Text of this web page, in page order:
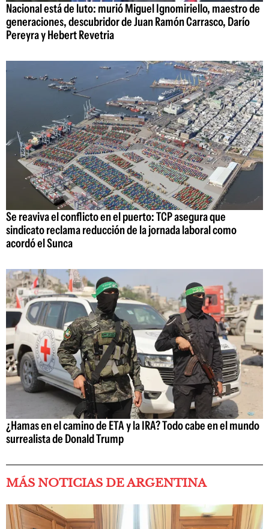
Nacional está de luto: murió Miguel Ignomiriello, maestro de
generaciones, descubridor de Juan Ramón Carrasco, Darío
Pereyra y Hebert Revetria
Se reaviva el conflicto en el puerto: TCP asegura que
sindicato reclama reducción de la jornada laboral como
acordó el Sunca
¿Hamas en el camino de ETA y la IRA? Todo cabe en el mundo
surrealista de Donald Trump
MÁS NOTICIAS DE ARGENTINA